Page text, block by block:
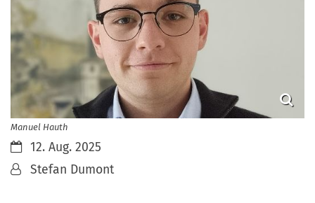
Manuel Hauth
Datum:12. Aug. 2025
Von:Stefan Dumont